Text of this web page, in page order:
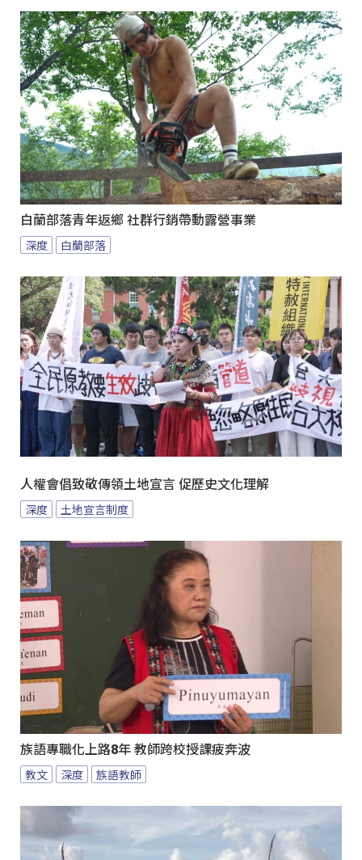
白蘭部落青年返鄉 社群行銷帶動露營事業
深度 白蘭部落
人權會倡致敬傳領土地宣言 促歷史文化理解
深度 土地宣言制度
族語專職化上路8年 教師跨校授課疲奔波
教文 深度 族語教師